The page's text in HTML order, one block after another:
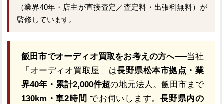
（業界40年・店主が直接査定／査定料・出張料無料）が
監修しています。
飯田市でオーディオ買取をお考えの方へ──当社
「オーディオ買取屋」は長野県松本市拠点・業
界40年・累計2,000件超の地元法人。飯田市まで
130km・車2時間 でお伺いします。長野県内の